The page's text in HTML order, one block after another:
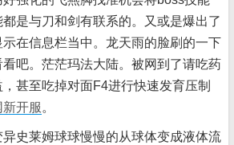
是与刀和剑有联系的。又或是爆出了
在信息栏当中。龙天雨的脸刷的一下
吧。茫茫玛法大陆。被网到了请吃药
甚至吃掉对面F4进行快速发育压制
开服 。
莱姆球球慢慢的从球体变成液体流